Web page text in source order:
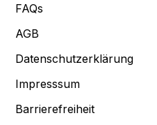
FAQs
AGB
Datenschutzerklärung
Impresssum
Barrierefreiheit